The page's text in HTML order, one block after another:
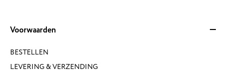
Voorwaarden
BESTELLEN
LEVERING & VERZENDING